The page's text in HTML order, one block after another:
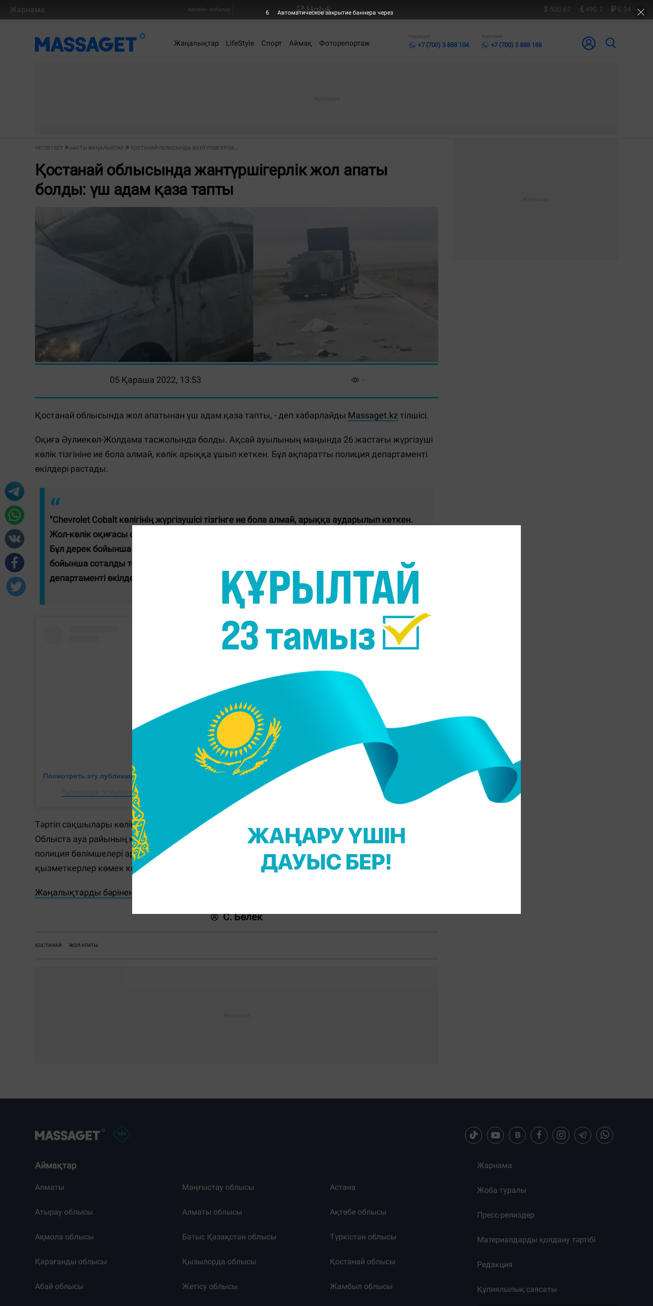
Жарнама Арнайы жобалар 500.67 490.7 6.04
Жаңалықтар LifeStyle Спорт Аймақ Фоторепортаж
Редакция
+7 (700) 3 888 104
Жарнама
+7 (700) 3 888 188
НЕГІЗГІ БЕТ БАСТЫ ЖАҢАЛЫҚТАР ҚОСТАНАЙ ОБЛЫСЫНДА ЖАНТҮРШІГЕРЛІК...
Қостанай облысында жантүршігерлік жол апаты
болды: үш адам қаза тапты
05 Қараша 2022, 13:53
Қостанай облысында жол апатынан үш адам қаза тапты, - деп хабарлайды Massaget.kz тілшісі.
Оқиға Әулиекөл-Жолдама тасжолында болды. Ақсай ауылының маңында 26 жастағы жүргізуші
көлік тізгініне ие бола алмай, көлік арыққа ұшып кеткен. Бұл ақпаратты полиция департаменті
өкілдері растады.
"Chevrolet Cobalt көлігінің жүргізушісі тізгінге ие бола алмай, арыққа аударылып кеткен.
Жол-көлік оқиғасы салдарынан жүргізуші мен екі жолаушы оқиға орнында қаза тапты.
Бұл дерек бойынша ҚР Қылмыстық кодексінің 345-бабы "Жол жүру ережелерін бұзу"
бойынша соталды тергеу басталды", - деп хабарлады Қостанай облысының полиция
департаменті өкілдері.
Посмотреть эту публикацию в Instagram
Публикация от Ayliekol QostanaiMedia (@ayliekol_qostanai_media)
Тәртіп сақшылары көлік жүргізушілеріне қауіпсіздік шараларын сақтау керегін ескертеді.
Облыста ауа райының қолайсыздығы байқалады. Осыған байланысты тасжолдарда патруль
полиция бөлімшелері арттырылды. Жол қозғалысы қиын жағдайға тап болған жүргізушілерге
қызметкерлер көмек көрсетеді.
Жаңалықтарды бәрінен бұрын біліп отырғыңыз келсе, Telegram-арнамызға жазылыңыз!
С. Бөлек
ҚОСТАНАЙ ЖОЛ АПАТЫ
Аймақтар
Алматы Маңғыстау облысы Астана
Атырау облысы Алматы облысы Ақтөбе облысы
Ақмола облысы Батыс Қазақстан облысы Түркістан облысы
Қарағанды облысы Қызылорда облысы Қостанай облысы
Абай облысы Жетісу облысы Жамбыл облысы
Жарнама
Жоба туралы
Пресс-релиздер
Материалдарды қолдану тәртібі
Редакция
Құпиялылық саясаты
6 Автоматическое закрытие баннера через